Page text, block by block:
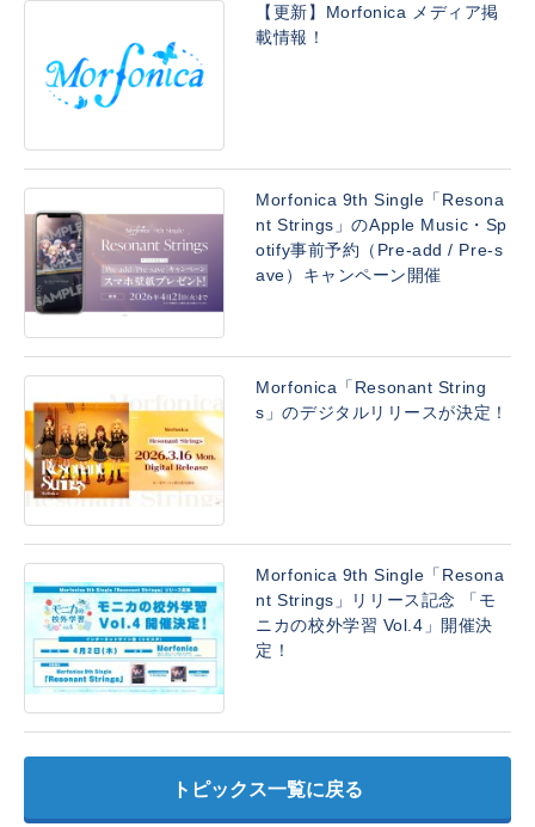
【更新】Morfonica メディア掲
載情報！
Morfonica 9th Single「Resona
nt Strings」のApple Music・Sp
otify事前予約（Pre-add / Pre-s
ave）キャンペーン開催
Morfonica「Resonant String
s」のデジタルリリースが決定！
Morfonica 9th Single「Resona
nt Strings」リリース記念 「モ
ニカの校外学習 Vol.4」開催決
定！
トピックス一覧に戻る